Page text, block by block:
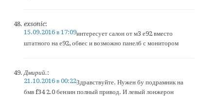
exsonic:
15.09.2016 в 17:09интересует салон от м3 е92 вместо
штатного на е92, обвес и возможно панелб с монитором
Дмирий. :
21.10.2016 в 00:22Здравствуйте. Нужен бу подрамник на
бмв f34 2.0 бензин полный привод. И левый лонжерон